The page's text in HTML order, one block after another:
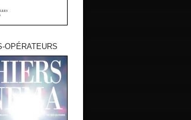
OPÉRATEURS